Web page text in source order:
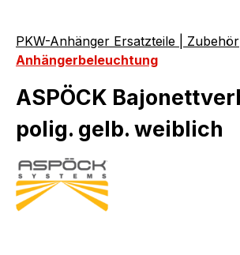
PKW-Anhänger Ersatzteile | Zubehör
Anhängerbeleuchtung
ASPÖCK
polig. gelb. weiblich